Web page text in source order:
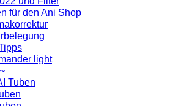
für den Ani Shop
light
Tuben